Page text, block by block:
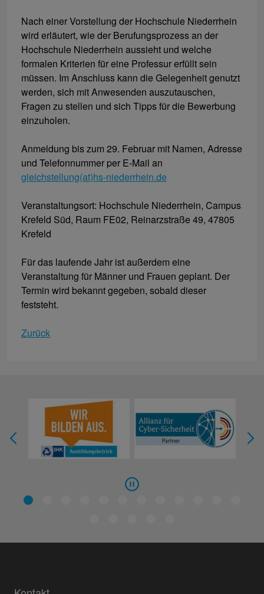
Nach einer Vorstellung der Hochschule Niederrhein
wird erläutert, wie der Berufungsprozess an der
Hochschule Niederrhein aussieht und welche
formalen Kriterien für eine Professur erfüllt sein
müssen. Im Anschluss kann die Gelegenheit genutzt
werden, sich mit Anwesenden auszutauschen,
Fragen zu stellen und sich Tipps für die Bewerbung
einzuholen.
Anmeldung bis zum 29. Februar mit Namen, Adresse
und Telefonnummer per E-Mail an
gleichstellung(at)hs-niederrhein.de
Veranstaltungsort: Hochschule Niederrhein, Campus
Krefeld Süd, Raum FE02, Reinarzstraße 49, 47805
Krefeld
Für das laufende Jahr ist außerdem eine
Veranstaltung für Männer und Frauen geplant. Der
Termin wird bekannt gegeben, sobald dieser
feststeht.
Zurück